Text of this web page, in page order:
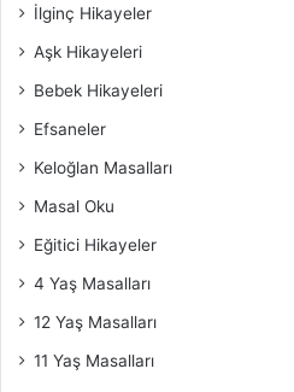
İlginç Hikayeler
Aşk Hikayeleri
Bebek Hikayeleri
Efsaneler
Keloğlan Masalları
Masal Oku
Eğitici Hikayeler
4 Yaş Masalları
12 Yaş Masalları
11 Yaş Masalları